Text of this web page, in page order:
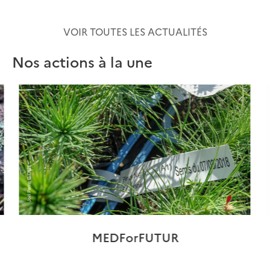
VOIR TOUTES LES ACTUALITÉS
Nos actions à la une
MEDForFUTUR